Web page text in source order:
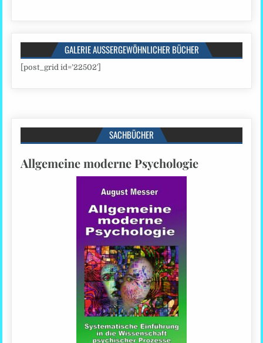
GALERIE AUSSERGEWÖHNLICHER BÜCHER
[post_grid id=’22502′]
SACHBÜCHER
Allgemeine moderne Psychologie